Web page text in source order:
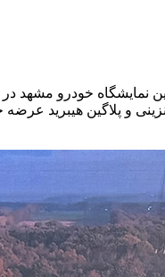
و پلاگین هیبرید